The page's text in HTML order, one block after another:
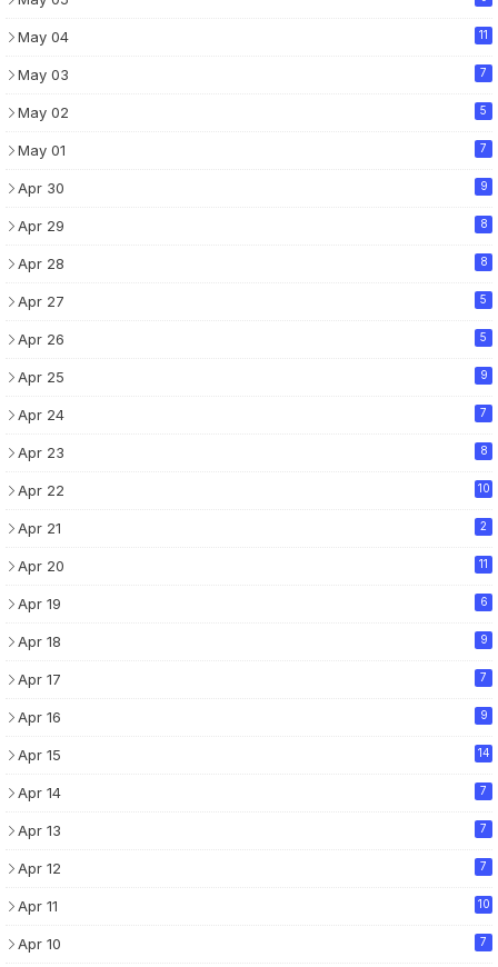
May 04 11
May 03 7
May 02 5
May 01 7
Apr 30 9
Apr 29 8
Apr 28 8
Apr 27 5
Apr 26 5
Apr 25 9
Apr 24 7
Apr 23 8
Apr 22 10
Apr 21 2
Apr 20 11
Apr 19 6
Apr 18 9
Apr 17 7
Apr 16 9
Apr 15 14
Apr 14 7
Apr 13 7
Apr 12 7
Apr 11 10
Apr 10 7